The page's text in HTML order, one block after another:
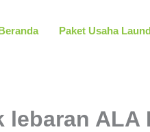
Paket Usaha
ALA